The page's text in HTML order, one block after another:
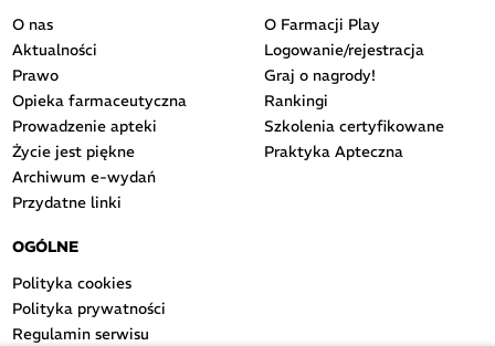
O nas
Aktualności
Prawo
Opieka farmaceutyczna
Prowadzenie apteki
Życie jest piękne
Archiwum e-wydań
Przydatne linki
O Farmacji Play
Logowanie/rejestracja
Graj o nagrody!
Rankingi
Szkolenia certyfikowane
Praktyka Apteczna
OGÓLNE
Polityka cookies
Polityka prywatności
Regulamin serwisu